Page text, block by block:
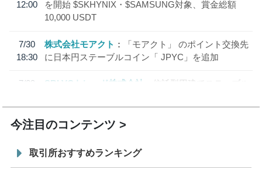
12:00
を開始 $SKHYNIX・$SAMSUNG対象、賞金総額
10,000 USDT
7/30
18:30
株式会社モアクト
「モアクト」 のポイント交換先
に日本円ステーブルコイン「 JPYC」を追加
7/29
SBI VCトレード株式会社
信託型円建てステーブル
今注目のコンテンツ
取引所おすすめランキング